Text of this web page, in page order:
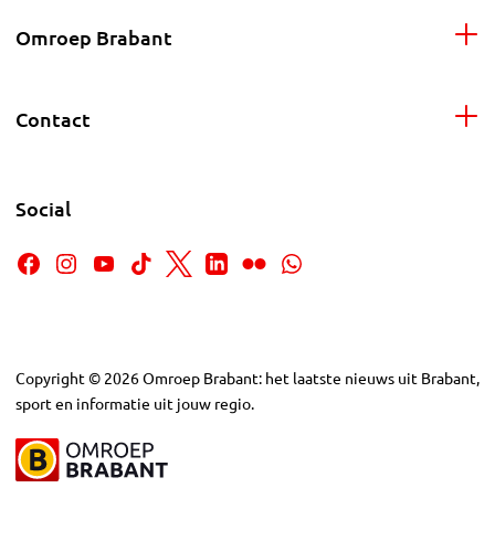
Omroep Brabant
Contact
Social
Copyright © 2026Omroep Brabant: het laatste nieuws uit Brabant,
sport en informatie uit jouw regio.